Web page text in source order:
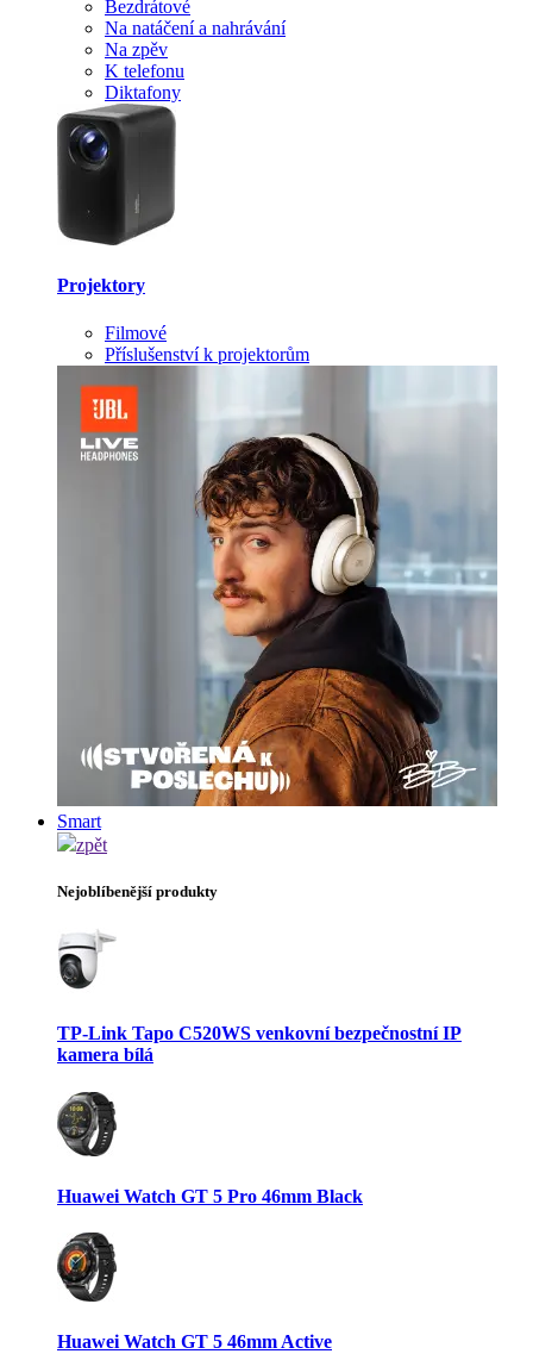
Bezdrátové
Na natáčení a nahrávání
Na zpěv
K telefonu
Diktafony
Projektory
Filmové
Příslušenství k projektorům
Smart
zpět
Nejoblíbenější produkty
TP-Link Tapo C520WS venkovní bezpečnostní IP
kamera bílá
Huawei Watch GT 5 Pro 46mm Black
Huawei Watch GT 5 46mm Active